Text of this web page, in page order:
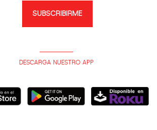
SUBSCRIBIRME
DESCARGA NUESTRO APP